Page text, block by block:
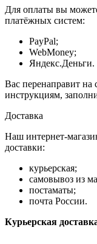
Для оплаты вы
платёжных систем:
PayPal;
WebMoney;
Яндекс.Деньги.
Вас перенаправит на
инструкциям,
Доставка
Наш интернет-
доставки:
курьерская;
самовывоз из
постаматы;
почта России.
Курьерская